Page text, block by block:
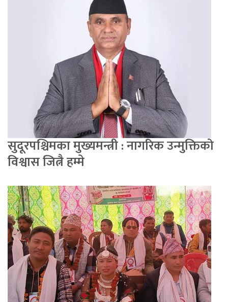
सुदूरपश्चिमका मुख्यमन्त्री : नागरिक उन्मुक्तिको
विश्वास जित्नै हम्मे